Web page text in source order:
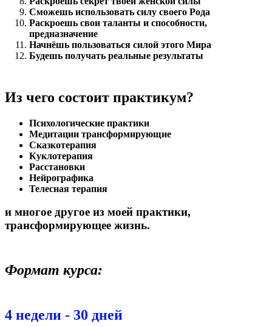
Сможешь использовать силу своего Рода
Раскроешь свои таланты и способности,
предназначение
Начнёшь пользоваться силой этого Мира
Будешь получать реальные результаты
Из чего состоит практикум?
Психологические практики
Медитации трансформирующие
Сказкотерапия
Куклотерапия
Расстановки
Нейрографика
Телесная терапия
и многое другое из моей практики,
трансформирующее жизнь.
Формат курса:
4 недели - 30 дней